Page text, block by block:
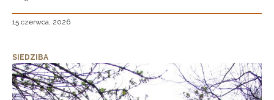
15 czerwca, 2026
SIEDZIBA